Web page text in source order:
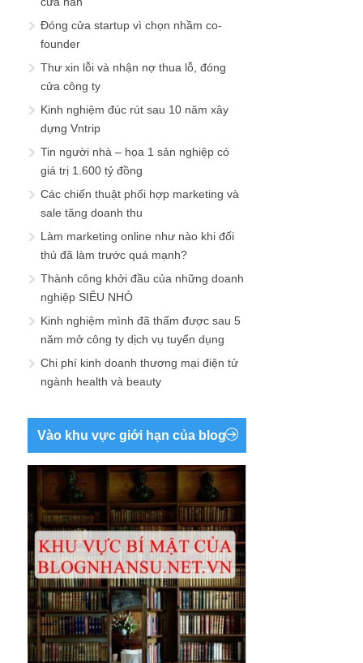
Đóng cửa startup vì chọn nhầm co-
founder
Thư xin lỗi và nhận nợ thua lỗ, đóng
cửa công ty
Kinh nghiệm đúc rút sau 10 năm xây
dựng Vntrip
Tin người nhà – họa 1 sản nghiệp có
giá trị 1.600 tỷ đồng
Các chiến thuật phối hợp marketing và
sale tăng doanh thu
Làm marketing online như nào khi đối
thủ đã làm trước quá mạnh?
Thành công khởi đầu của những doanh
nghiệp SIÊU NHỎ
Kinh nghiệm mình đã thấm được sau 5
năm mở công ty dịch vụ tuyển dụng
Chi phí kinh doanh thương mại điện tử
ngành health và beauty
Vào khu vực giới hạn của blog